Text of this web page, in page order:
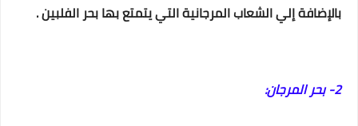
بالإضافة إلي الشعاب المرجانية التي يتمتع بها بحر الفلبين .
2- بحر المرجان: